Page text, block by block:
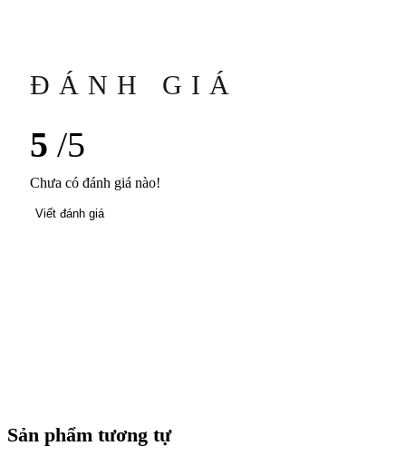
ĐÁNH GIÁ
5 /5
Chưa có đánh giá nào!
Viết đánh giá
Sản phẩm tương tự